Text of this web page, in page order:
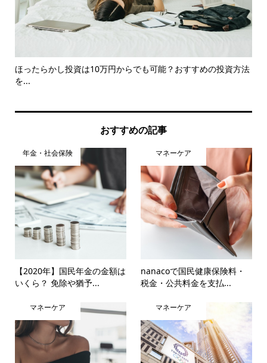
ほったらかし投資は10万円からでも可能？おすすめの投資方法
を...
おすすめの記事
年金・社会保険
【2020年】国民年金の金額は
いくら？ 免除や猶予...
マネーケア
nanacoで国民健康保険料・
税金・公共料金を支払...
マネーケア マネーケア